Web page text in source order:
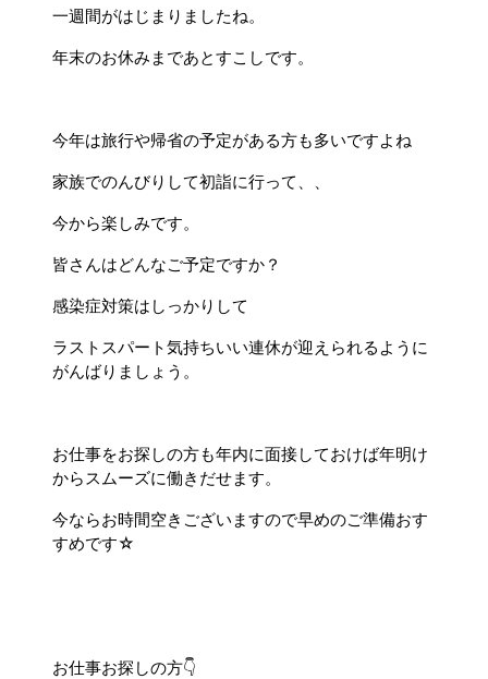
一週間がはじまりましたね。
年末のお休みまであとすこしです。
今年は旅行や帰省の予定がある方も多いですよね
家族でのんびりして初詣に行って、、
今から楽しみです。
皆さんはどんなご予定ですか？
感染症対策はしっかりして
ラストスパート気持ちいい連休が迎えられるように
がんばりましょう。
お仕事をお探しの方も年内に面接しておけば年明け
からスムーズに働きだせます。
今ならお時間空きございますので早めのご準備おす
すめです☆
お仕事お探しの方👇